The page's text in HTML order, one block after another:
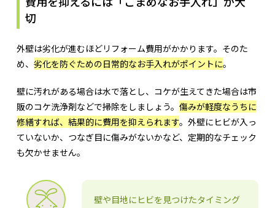
切
外壁は劣化が進むほどリフォーム費用がかかります。そのた
め、 劣化を防ぐための日常的なお手入れがポイントに。
壁に汚れがある場合は水で落とし、コケが生えてきた場合は市
販のコケ洗浄剤などで掃除をしましょう。 傷みが軽度なうちに
修繕すれば、結果的に費用を抑えられます。外壁にヒビが入っ
ていないか、つなぎ目に傷みがないかなど、定期的なチェック
も欠かせません。
壁や目地にヒビを見つけたタイミング